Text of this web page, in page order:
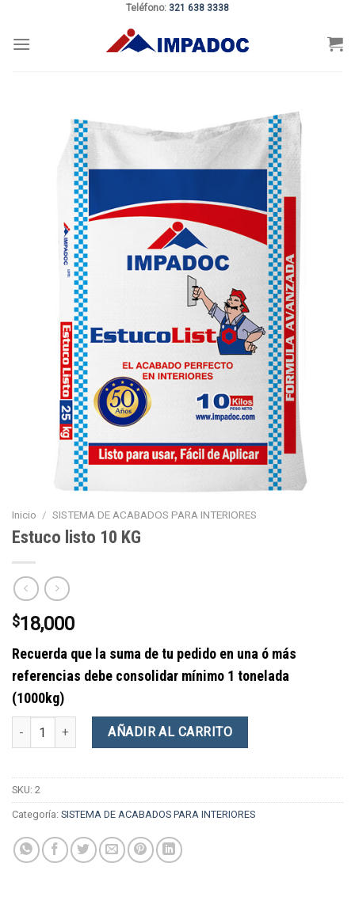
content
Teléfono: 321 638 3338
Inicio / SISTEMA DE ACABADOS PARA INTERIORES
Estuco listo 10 KG
$18,000
Recuerda que la suma de tu pedido en una ó más
referencias debe consolidar mínimo 1 tonelada
(1000kg)
Estuco listo 10 KG cantidadAÑADIR AL CARRITO
SKU: 2
Categoría: SISTEMA DE ACABADOS PARA INTERIORES